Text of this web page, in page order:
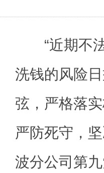
“近期不法
洗钱的风险
弦，严格落
严防死守，
波分公司第